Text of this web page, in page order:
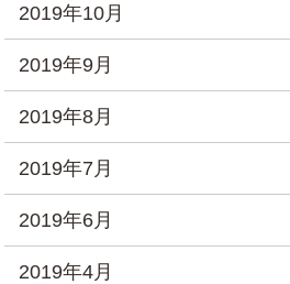
2019年10月
2019年9月
2019年8月
2019年7月
2019年6月
2019年4月